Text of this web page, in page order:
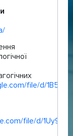
file/d/
file/d/